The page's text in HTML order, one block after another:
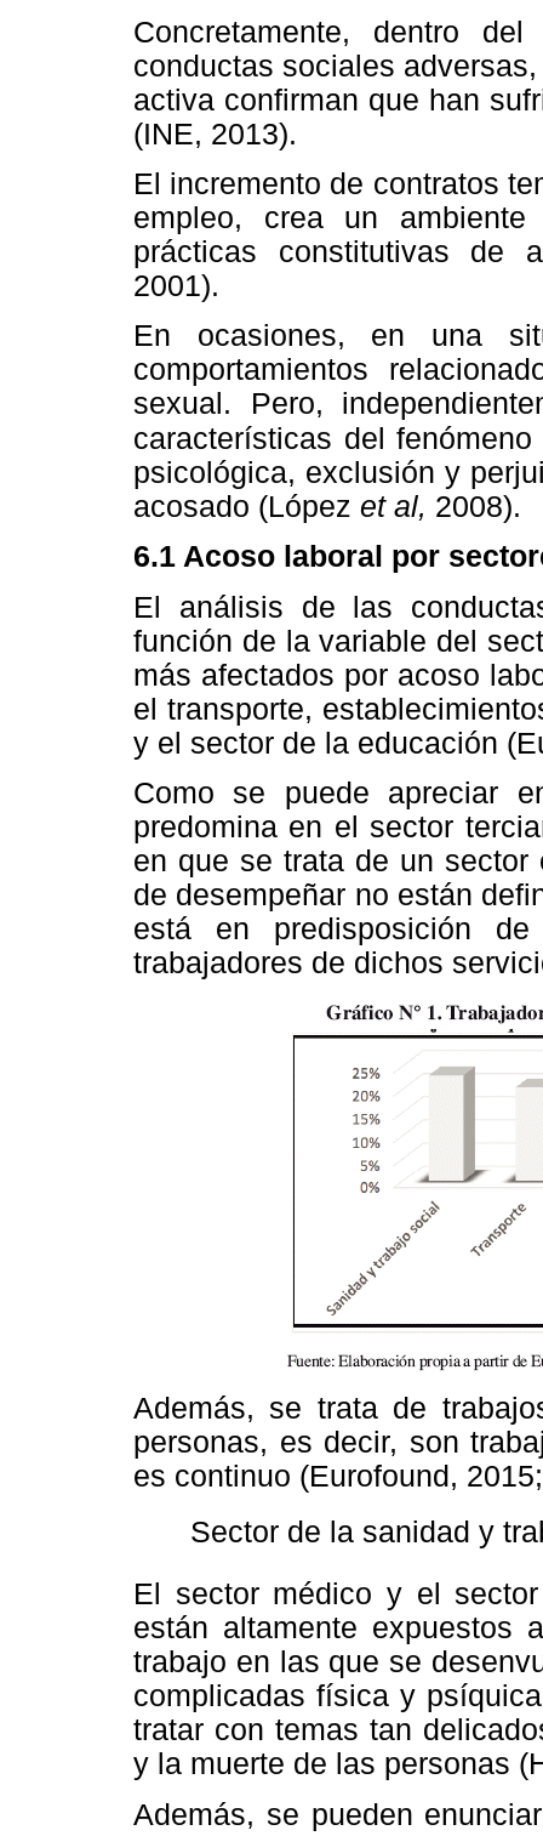
Concretamente, dentro
conductas sociales
activa confirman que han
(INE, 2013).
El incremento de contratos
empleo, crea un
prácticas constitutivas de
2001).
En ocasiones, en una
comportamientos
sexual. Pero,
características del
psicológica, exclusión y
acosado (López et al, 2008).
6.1 Acoso laboral por
El análisis de las
función de la variable del
más afectados por acoso
el transporte,
y el sector de la educación
Como se puede apreciar
predomina en el sector
en que se trata de un
de desempeñar no están
está en predisposición
trabajadores de dichos
Además, se trata de
personas, es decir, son
es continuo (Eurofound,
 Sector de la sanidad y
El sector médico y el
están altamente expuestos
trabajo en las que se
complicadas física y
tratar con temas tan
y la muerte de las personas
Además, se pueden